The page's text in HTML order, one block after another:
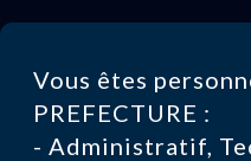
Vous êtes
PREFECTURE :
- Administratif,